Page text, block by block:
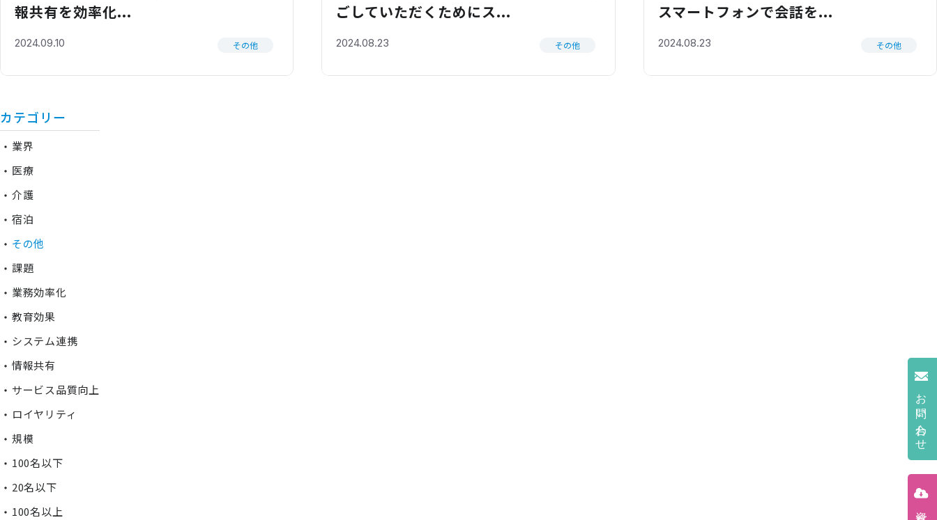
お問い合わせ
報共有を効率化...
2024.09.10 その他
ごしていただくためにス...
2024.08.23 その他
スマートフォンで会話を...
2024.08.23 その他
カテゴリー
業界
医療
介護
宿泊
その他
課題
業務効率化
教育効果
システム連携
情報共有
サービス品質向上
ロイヤリティ
規模
100名以下
20名以下
100名以上